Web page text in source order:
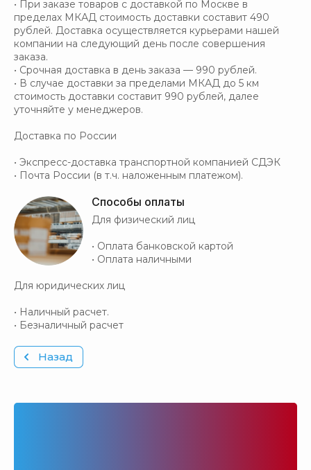
• При заказе товаров с доставкой по Москве в
пределах МКАД стоимость доставки составит 490
рублей. Доставка осуществляется курьерами нашей
компании на следующий день после совершения
заказа.
• Срочная доставка в день заказа — 990 рублей.
• В случае доставки за пределами МКАД до 5 км
стоимость доставки составит 990 рублей, далее
уточняйте у менеджеров.
Доставка по России
• Экспресс-доставка транспортной компанией СДЭК
• Почта России (в т.ч. наложенным платежом).
Способы оплаты
Для физический лиц
• Оплата банковской картой
• Оплата наличными
Для юридических лиц
• Наличный расчет.
• Безналичный расчет
Назад